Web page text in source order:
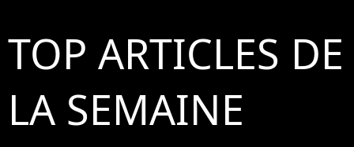
TOP ARTICLES DE
LA SEMAINE